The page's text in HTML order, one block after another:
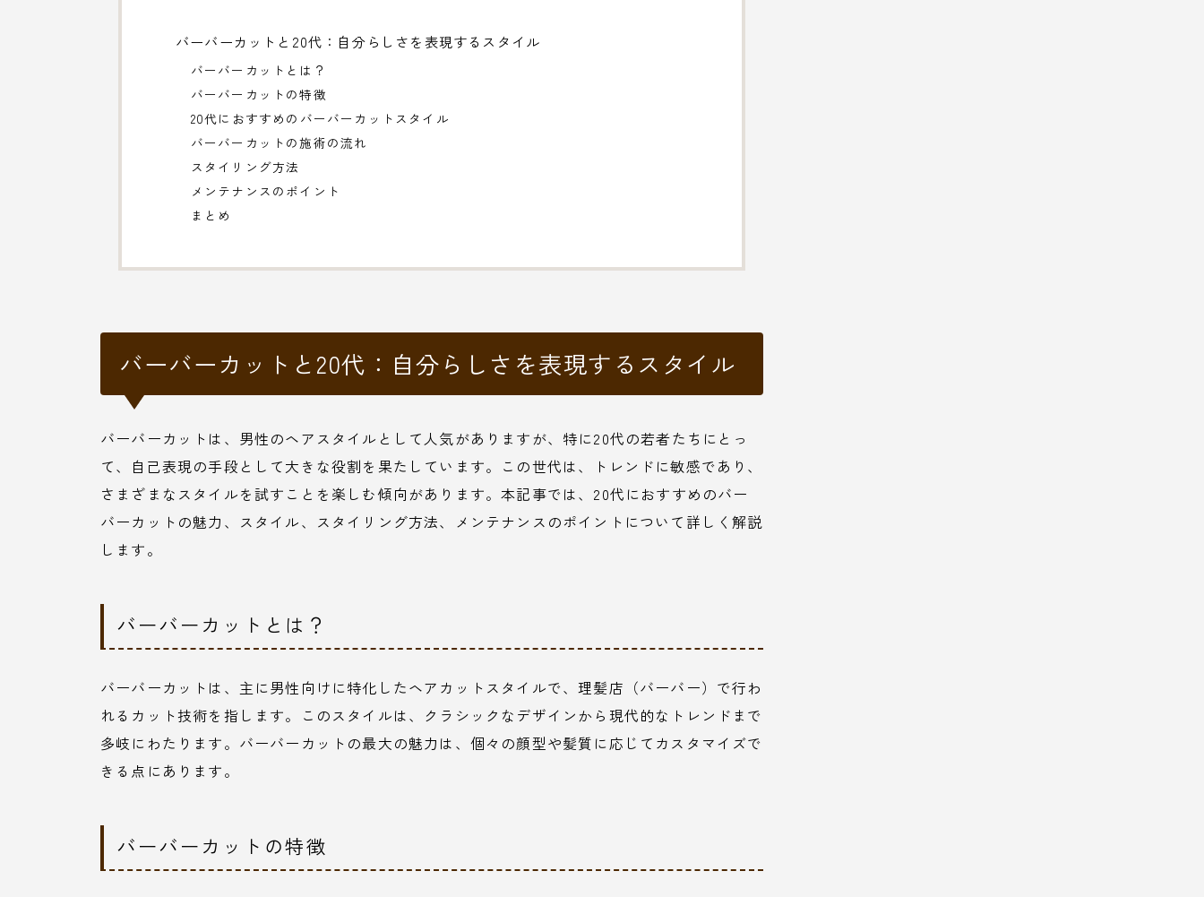
バーバーカットと20代：自分らしさを表現するスタイル
バーバーカットとは？
バーバーカットの特徴
20代におすすめのバーバーカットスタイル
バーバーカットの施術の流れ
スタイリング方法
メンテナンスのポイント
まとめ
バーバーカットと20代：自分らしさを表現するスタイル
バーバーカットは、男性のヘアスタイルとして人気がありますが、特に20代の若者たちにとっ
て、自己表現の手段として大きな役割を果たしています。この世代は、トレンドに敏感であり、
さまざまなスタイルを試すことを楽しむ傾向があります。本記事では、20代におすすめのバー
バーカットの魅力、スタイル、スタイリング方法、メンテナンスのポイントについて詳しく解説
します。
バーバーカットとは？
バーバーカットは、主に男性向けに特化したヘアカットスタイルで、理髪店（バーバー）で行わ
れるカット技術を指します。このスタイルは、クラシックなデザインから現代的なトレンドまで
多岐にわたります。バーバーカットの最大の魅力は、個々の顔型や髪質に応じてカスタマイズで
きる点にあります。
バーバーカットの特徴